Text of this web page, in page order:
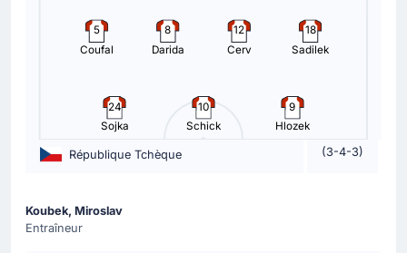
Changement de joueur
Adam Hlozek a été remplacé par Lukas Provod.
Changement de joueur
Evidence Makgopa
Afrique du Sud procède à son deuxième changement
5
Coufal
8
Darida
12
Cerv
18
Sadilek
24
Sojka
10
Schick
9
Hlozek
République Tchèque (3-4-3)
Koubek, Miroslav
Entraîneur